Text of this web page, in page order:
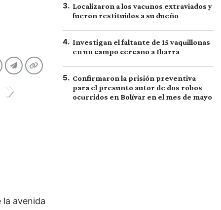
la avenida
3. Localizaron a los vacunos extraviados y
fueron restituidos a su dueño
4. Investigan el faltante de 15 vaquillonas
en un campo cercano a Ibarra
5. Confirmaron la prisión preventiva
para el presunto autor de dos robos
ocurridos en Bolívar en el mes de mayo